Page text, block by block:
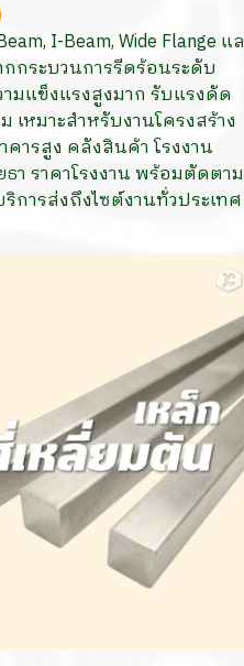
I-Beam, Wide Flange แ
กกระบวนการรีดร้อนระดับ
มแข็งแรงสูงมาก รับแรงดัด
เหมาะสำหรับงานโครงสร้าง
ารสูง คลังสินค้า โรงงาน
า ราคาโรงงาน พร้อมตัดตาม
การส่งถึงไซต์งานทั่วประเทศ